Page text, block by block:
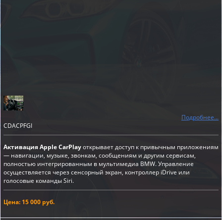
Подробнее...
CDACPFGI
Активация Apple CarPlayоткрывает доступ к привычным приложениям
— навигации, музыке, звонкам, сообщениям и другим сервисам,
полностью интегрированным в мультимедиа BMW. Управление
осуществляется через сенсорный экран, контроллер iDrive или
голосовые команды Siri.
Цена: 15 000 руб.